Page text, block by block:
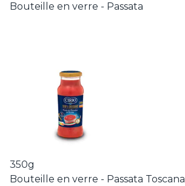
Bouteille en verre - Passata
350g
Bouteille en verre - Passata Toscana